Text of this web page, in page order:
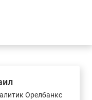
Орелбанкс